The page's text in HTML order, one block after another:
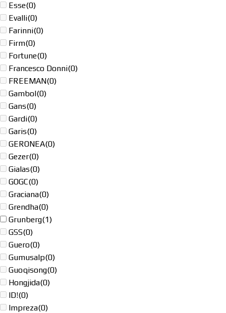
Esse(0)
Evalli(0)
Farinni(0)
Firm(0)
Fortune(0)
Francesco Donni(0)
FREEMAN(0)
Gambol(0)
Gans(0)
Gardi(0)
Garis(0)
GERONEA(0)
Gezer(0)
Gialas(0)
GOGC(0)
Graciana(0)
Grendha(0)
Grunberg(1)
GSS(0)
Guero(0)
Gumusalp(0)
Guoqisong(0)
Hongjida(0)
ID!(0)
Impreza(0)